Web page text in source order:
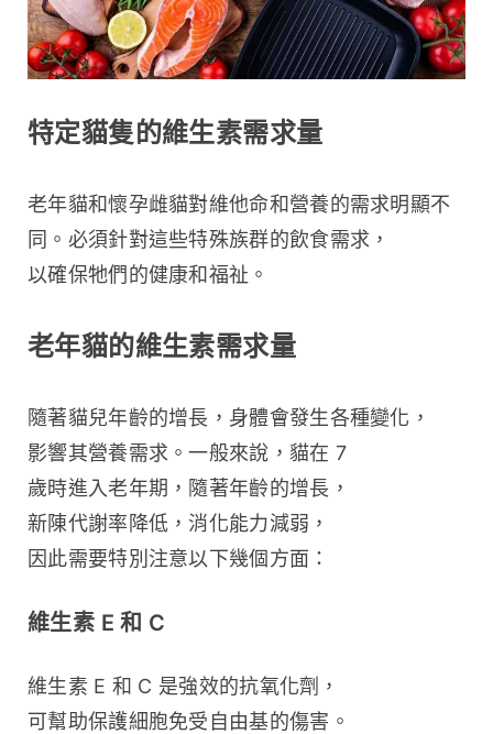
特定貓隻的維生素需求量
老年貓和懷孕雌貓對維他命和營養的需求明顯不
同。必須針對這些特殊族群的飲食需求，
以確保牠們的健康和福祉。
老年貓的維生素需求量
隨著貓兒年齡的增長，身體會發生各種變化，
影響其營養需求。一般來說，貓在 7
歲時進入老年期，隨著年齡的增長，
新陳代謝率降低，消化能力減弱，
因此需要特別注意以下幾個方面：
維生素 E 和 C
維生素 E 和 C 是強效的抗氧化劑，
可幫助保護細胞免受自由基的傷害。